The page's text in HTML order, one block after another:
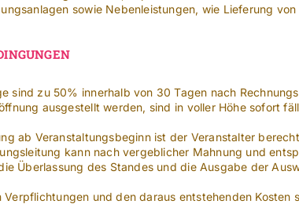
sowie Nebenleistungen, wie Lieferung
sind zu 50% innerhalb von 30 Tagen nach
ausgestellt werden, sind in voller Höhe sofort
ab Veranstaltungsbeginn ist der Veranstalter
kann nach vergeblicher Mahnung und
Überlassung des Standes und die Ausgabe der
Verpflichtungen und den daraus entstehenden